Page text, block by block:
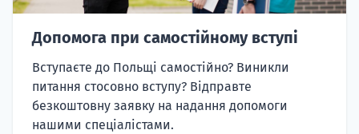
Допомога при самостійному вступі
Вступаєте до Польщі самостійно? Виникли
питання стосовно вступу? Відправте
безкоштовну заявку на надання допомоги
нашими спеціалістами.